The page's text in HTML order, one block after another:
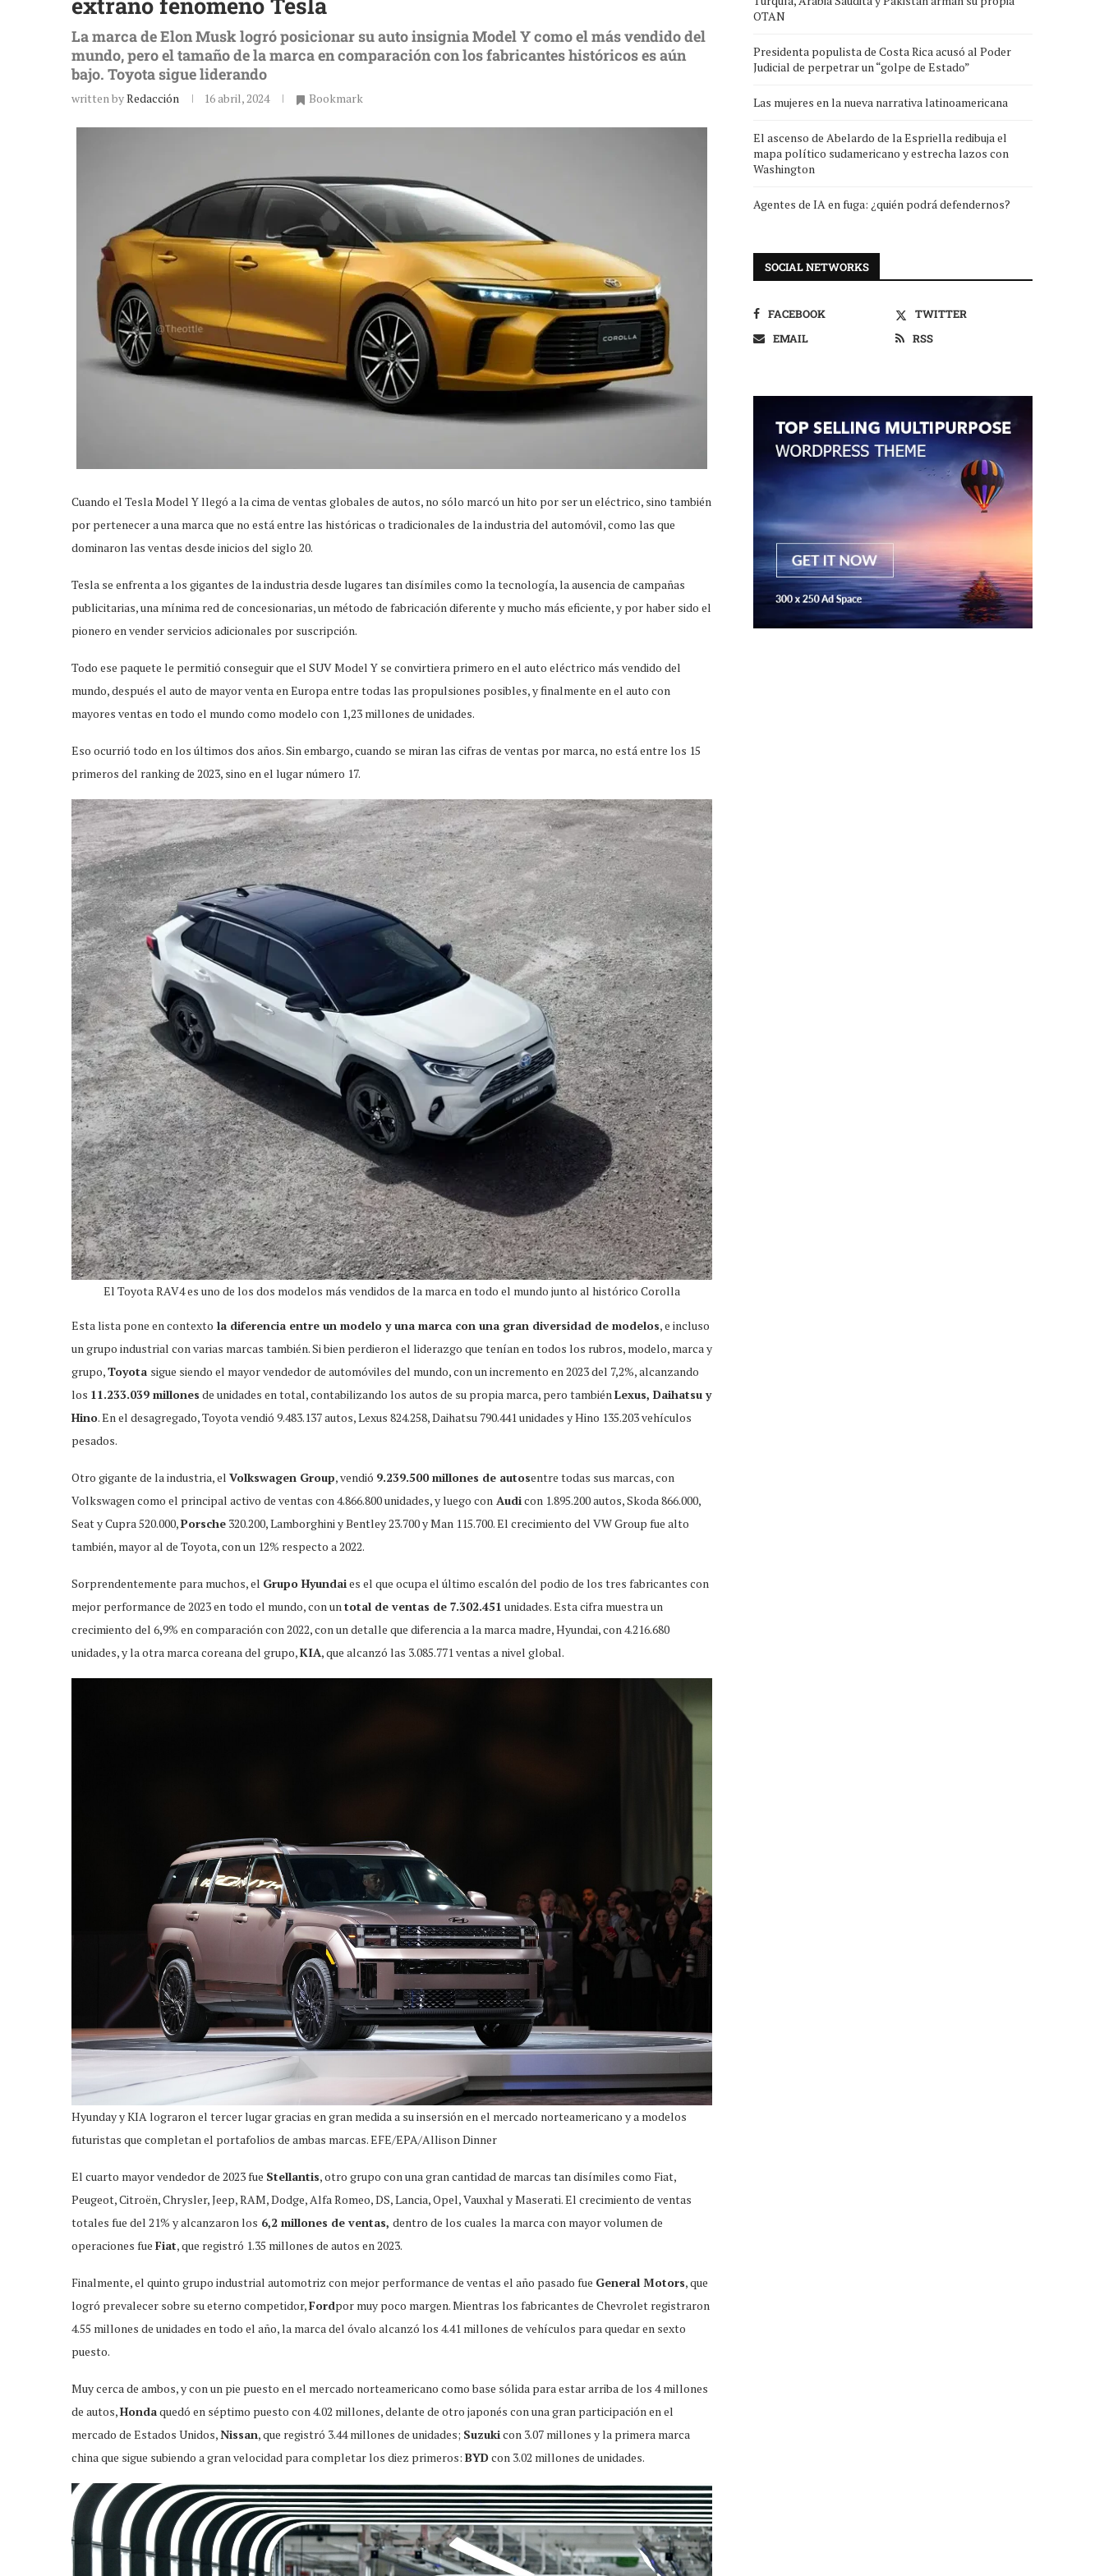
La marca de Elon Musk logró posicionar su auto insignia Model Y como el más vendido del
mundo, pero el tamaño de la marca en comparación con los fabricantes históricos es aún
bajo. Toyota sigue liderando
written byRedacción 16 abril, 2024 Bookmark
Cuando el Tesla Model Y llegó a la cima de ventas globales de autos, no sólo marcó un hito por ser un eléctrico, sino también
por pertenecer a una marca que no está entre las históricas o tradicionales de la industria del automóvil, como las que
dominaron las ventas desde inicios del siglo 20.
Tesla se enfrenta a los gigantes de la industria desde lugares tan disímiles como la tecnología, la ausencia de campañas
publicitarias, una mínima red de concesionarias, un método de fabricación diferente y mucho más eficiente, y por haber sido el
pionero en vender servicios adicionales por suscripción.
Todo ese paquete le permitió conseguir que el SUV Model Y se convirtiera primero en el auto eléctrico más vendido del
mundo, después el auto de mayor venta en Europa entre todas las propulsiones posibles, y finalmente en el auto con
mayores ventas en todo el mundo como modelo con 1,23 millones de unidades.
Eso ocurrió todo en los últimos dos años. Sin embargo, cuando se miran las cifras de ventas por marca, no está entre los 15
primeros del ranking de 2023, sino en el lugar número 17.
El Toyota RAV4 es uno de los dos modelos más vendidos de la marca en todo el mundo junto al histórico Corolla
Esta lista pone en contexto la diferencia entre un modelo y una marca con una gran diversidad de modelos, e incluso
un grupo industrial con varias marcas también. Si bien perdieron el liderazgo que tenían en todos los rubros, modelo, marca y
grupo,Toyota sigue siendo el mayor vendedor de automóviles del mundo, con un incremento en 2023 del 7,2%, alcanzando
los 11.233.039 millones de unidades en total, contabilizando los autos de su propia marca, pero tambiénLexus, Daihatsu y
Hino. En el desagregado, Toyota vendió 9.483.137 autos, Lexus 824.258, Daihatsu 790.441 unidades y Hino 135.203 vehículos
pesados.
Otro gigante de la industria, el Volkswagen Group, vendió 9.239.500 millones de autosentre todas sus marcas, con
Volkswagen como el principal activo de ventas con 4.866.800 unidades, y luego con Audicon 1.895.200 autos, Skoda 866.000,
Seat y Cupra 520.000,Porsche 320.200, Lamborghini y Bentley 23.700 y Man 115.700. El crecimiento del VW Group fue alto
también, mayor al de Toyota, con un 12% respecto a 2022.
Sorprendentemente para muchos, el Grupo Hyundaies el que ocupa el último escalón del podio de los tres fabricantes con
mejor performance de 2023 en todo el mundo, con untotal de ventas de 7.302.451 unidades. Esta cifra muestra un
crecimiento del 6,9% en comparación con 2022, con un detalle que diferencia a la marca madre, Hyundai, con 4.216.680
unidades, y la otra marca coreana del grupo,KIA, que alcanzó las 3.085.771 ventas a nivel global.
Hyunday y KIA lograron el tercer lugar gracias en gran medida a su insersión en el mercado norteamericano y a modelos
futuristas que completan el portafolios de ambas marcas. EFE/EPA/Allison Dinner
El cuarto mayor vendedor de 2023 fue Stellantis, otro grupo con una gran cantidad de marcas tan disímiles como Fiat,
Peugeot, Citroën, Chrysler, Jeep, RAM, Dodge, Alfa Romeo, DS, Lancia, Opel, Vauxhal y Maserati. El crecimiento de ventas
totales fue del 21% y alcanzaron los 6,2 millones de ventas, dentro de los cuales la marca con mayor volumen de
operaciones fue Fiat, que registró 1.35 millones de autos en 2023.
Finalmente, el quinto grupo industrial automotriz con mejor performance de ventas el año pasado fue General Motors, que
logró prevalecer sobre su eterno competidor,Fordpor muy poco margen. Mientras los fabricantes de Chevrolet registraron
4.55 millones de unidades en todo el año, la marca del óvalo alcanzó los 4.41 millones de vehículos para quedar en sexto
puesto.
Muy cerca de ambos, y con un pie puesto en el mercado norteamericano como base sólida para estar arriba de los 4 millones
de autos,Hondaquedó en séptimo puesto con 4.02 millones, delante de otro japonés con una gran participación en el
mercado de Estados Unidos,Nissan, que registró 3.44 millones de unidades; Suzukicon 3.07 millones y la primera marca
china que sigue subiendo a gran velocidad para completar los diez primeros: BYDcon 3.02 millones de unidades.
OTAN
Presidenta populista de Costa Rica acusó al Poder
Judicial de perpetrar un “golpe de Estado”
Las mujeres en la nueva narrativa latinoamericana
El ascenso de Abelardo de la Espriella redibuja el
mapa político sudamericano y estrecha lazos con
Washington
Agentes de IA en fuga: ¿quién podrá defendernos?
SOCIAL NETWORKS
FACEBOOK
TWITTER
EMAIL
RSS